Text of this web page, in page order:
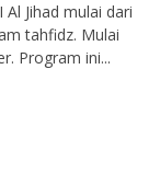
Jihad mulai dari
tahfidz. Mulai
Program ini...